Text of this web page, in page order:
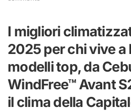
climatizzatori
Samsung
2025
per
chi
vive
a
Roma
I migliori
2025 per chi vive a
modelli top, da
WindFree™ Avant
il clima della